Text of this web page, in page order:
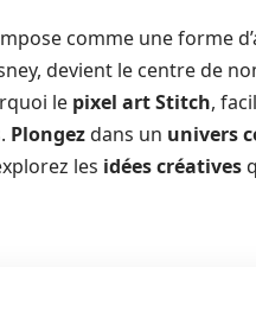
comme une forme
devient le centre de
le pixel art Stitch,
Plongezdans un univers
les idées créatives